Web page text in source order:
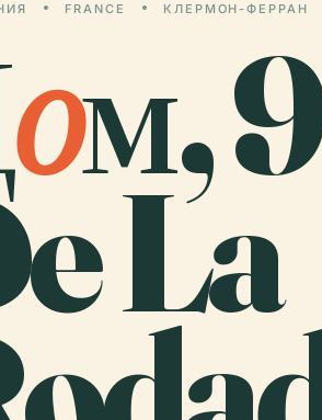
FRANCE КЛЕРМОН-ФЕРРАН
ом,
La